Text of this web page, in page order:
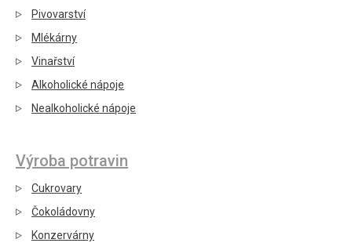
Pivovarství
Mlékárny
Vinařství
Alkoholické nápoje
Nealkoholické nápoje
Výroba potravin
Cukrovary
Čokoládovny
Konzervárny